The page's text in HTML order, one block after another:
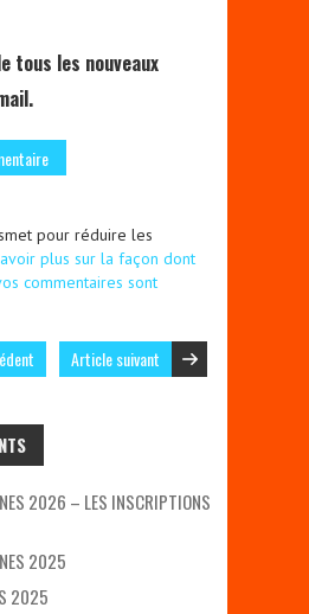
tous les nouveaux
pour réduire les
plus sur la façon dont
commentaires sont
Article suivant
2026 – LES INSCRIPTIONS
2025
2025